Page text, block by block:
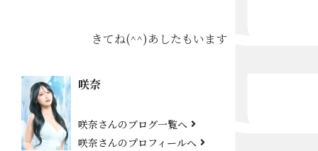
きてね(^^)あしたもいます
咲奈
咲奈さんのブログ一覧へ
咲奈さんのプロフィールへ